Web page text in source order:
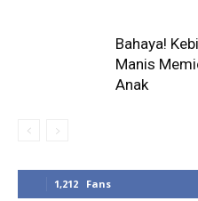
Bahaya!
Manis
Anak
1,212 Fans